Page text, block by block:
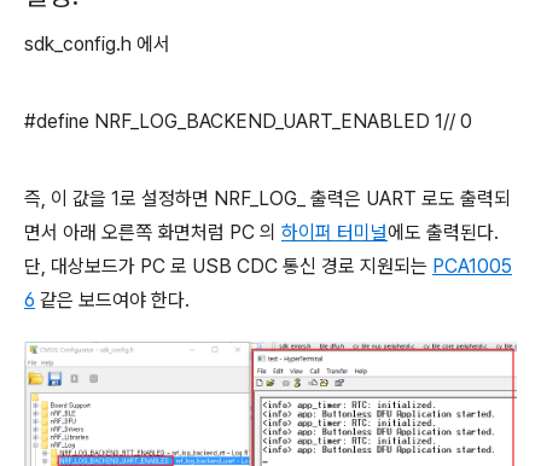
sdk_config.h 에서
#define NRF_LOG_BACKEND_UART_ENABLED 1// 0
즉, 이 값을 1로 설정하면 NRF_LOG_ 출력은 UART 로도 출력되
면서 아래 오른쪽 화면처럼 PC 의 하이퍼 터미널에도 출력된다.
단, 대상보드가 PC 로 USB CDC 통신 경로 지원되는 PCA1005
6 같은 보드여야 한다.